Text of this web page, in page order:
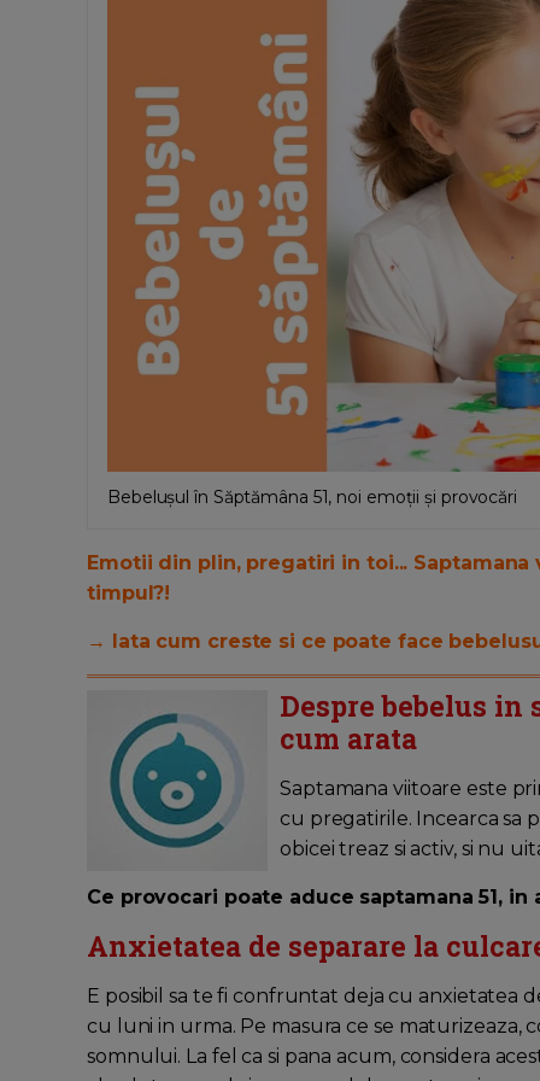
Bebelușul în Săptămâna 51, noi emoții și provocări
Emotii din plin, pregatiri in toi...
timpul?!
→ Iata cum creste si ce poate face
Despre bebelus in
cum arata
Saptamana viitoare este
cu pregatirile. Incearca sa
obicei treaz si activ, si nu
Ce provocari poate aduce saptamana 51,
Anxietatea de separare la
E posibil sa te fi confruntat deja cu anxietatea
cu luni in urma. Pe masura ce se maturizeaza,
somnului. La fel ca si pana acum, considera